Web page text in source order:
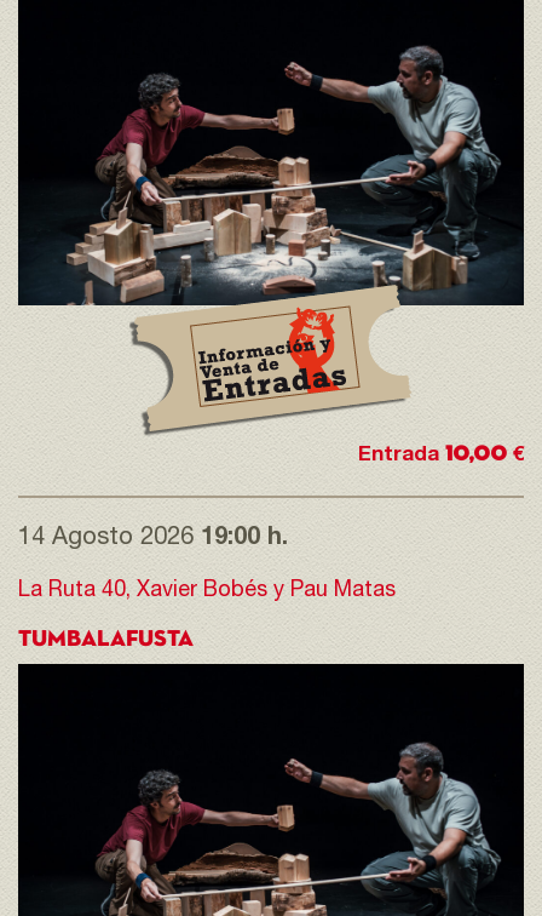
Entrada 10,00 €
14 Agosto 2026 19:00 h.
La Ruta 40, Xavier Bobés y Pau Matas
TUMBALAFUSTA